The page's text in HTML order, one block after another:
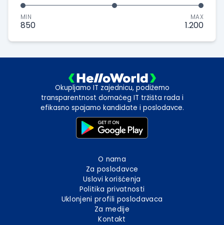
MIN
850
MAX
1.200
Okupljamo IT zajednicu, podižemo
transparentnost domaćeg IT tržišta rada i
efikasno spajamo kandidate i poslodavce.
O nama
Za poslodavce
Uslovi korišćenja
Politika privatnosti
Uklonjeni profili poslodavaca
Za medije
Kontakt